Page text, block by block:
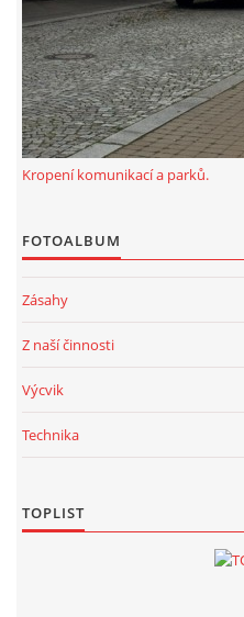
Kropení komunikací a parků.
FOTOALBUM
Zásahy
Z naší činnosti
Výcvik
Technika
TOPLIST